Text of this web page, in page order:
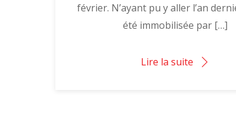
février. N’ayant pu y aller l’an
été immobilisée par […]
Lire la suite